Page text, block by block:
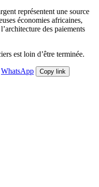
représentent une source
économies africaines,
des paiements
est loin d’être terminée.
WhatsApp Copy link